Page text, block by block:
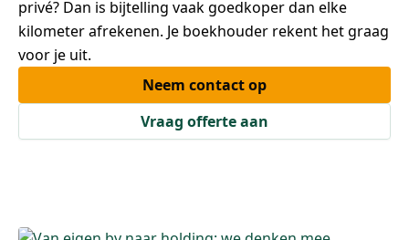
privé? Dan is bijtelling vaak goedkoper dan elke
kilometer afrekenen. Je boekhouder rekent het graag
voor je uit.
Neem contact op
Vraag offerte aan